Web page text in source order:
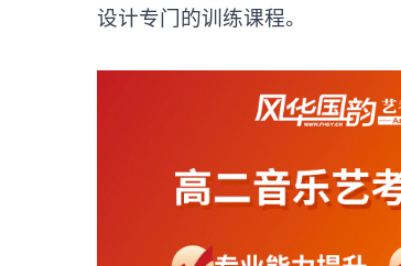
设计专门的训练课程。